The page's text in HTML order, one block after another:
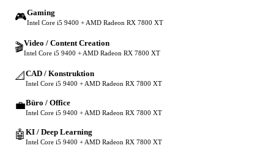
🎮Gaming
Intel Core i5 9400 + AMD Radeon RX 7800 XT
🎬Video / Content Creation
Intel Core i5 9400 + AMD Radeon RX 7800 XT
📐 CAD / Konstruktion
Intel Core i5 9400 + AMD Radeon RX 7800 XT
💼Büro / Office
Intel Core i5 9400 + AMD Radeon RX 7800 XT
🤖 KI / Deep Learning
Intel Core i5 9400 + AMD Radeon RX 7800 XT